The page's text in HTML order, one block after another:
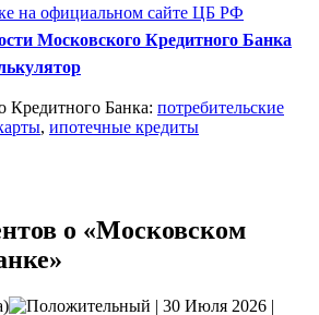
на официальном сайте ЦБ РФ
Московского Кредитного Банка
Кредитного Банка: потребительские
, ипотечные кредиты
о «Московском
| 30 Июля 2026 |